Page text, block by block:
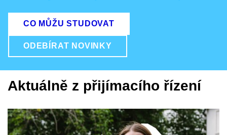
CO MŮŽU STUDOVAT
ODEBÍRAT NOVINKY
Aktuálně z přijímacího řízení